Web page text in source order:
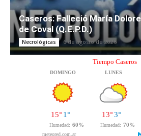
Caseros: Falleció María
de Coval (Q.E.P.D.)
Necrológicas 6 de agosto de 2026